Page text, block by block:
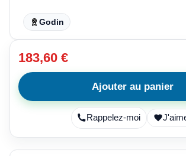
Godin
183,60 €
Ajouter au panier
Rappelez-moi